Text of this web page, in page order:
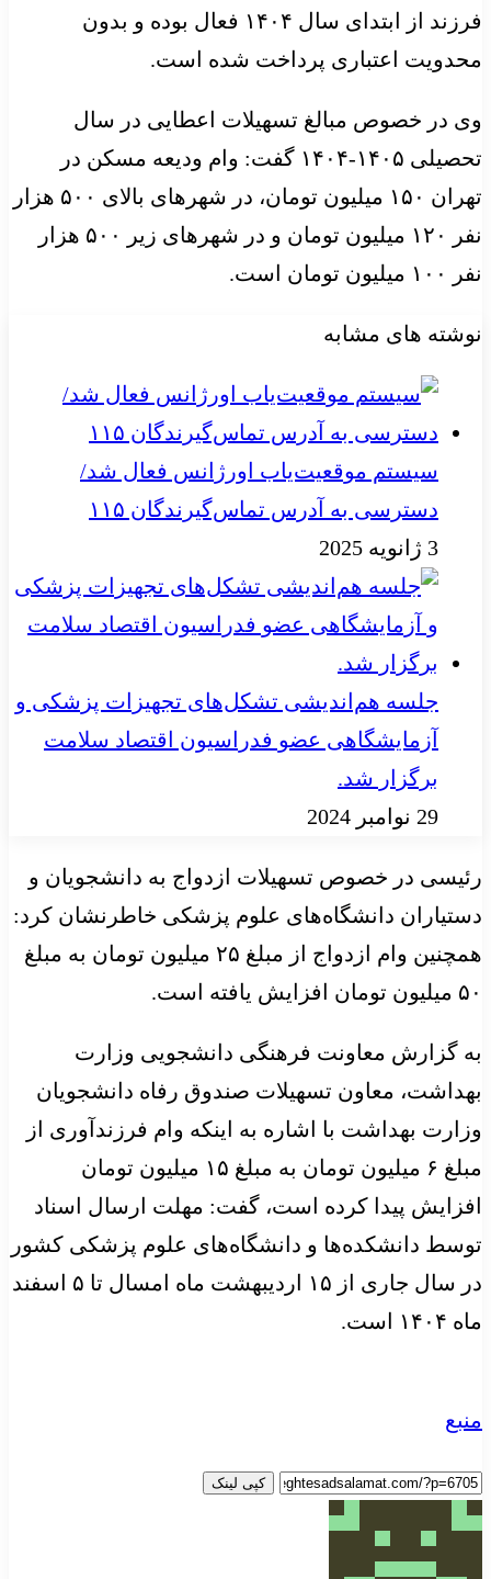
فرزند از ابتدای سال ۱۴۰۴ فعال بوده و بدون
محدویت اعتباری پرداخت شده است.
وی در خصوص مبالغ تسهیلات اعطایی در سال
تحصیلی ۱۴۰۵-۱۴۰۴ گفت: وام ودیعه مسکن در
تهران ۱۵۰ میلیون تومان، در شهرهای بالای ۵۰۰ هزار
نفر ۱۲۰ میلیون تومان و در شهرهای زیر ۵۰۰ هزار
نفر ۱۰۰ میلیون تومان است.
نوشته های مشابه
سیستم موقعیت‌یاب اورژانس فعال شد/
دسترسی به آدرس تماس‌گیرندگان ۱۱۵
3 ژانویه 2025
جلسه هم‌اندیشی تشکل‌های تجهیزات پزشکی و
آزمایشگاهی عضو فدراسیون اقتصاد سلامت
برگزار شد.
29 نوامبر 2024
رئیسی در خصوص تسهیلات ازدواج به دانشجویان و
دستیاران دانشگاه‌های علوم پزشکی خاطرنشان کرد:
همچنین وام ازدواج از مبلغ ۲۵ میلیون تومان به مبلغ
۵۰ میلیون تومان افزایش یافته است.
به گزارش معاونت فرهنگی دانشجویی وزارت
بهداشت، معاون تسهیلات صندوق رفاه دانشجویان
وزارت بهداشت با اشاره به اینکه وام فرزندآوری از
مبلغ ۶ میلیون تومان به مبلغ ۱۵ میلیون تومان
افزایش پیدا کرده است، گفت: مهلت ارسال اسناد
توسط دانشکده‌ها و دانشگاه‌های علوم پزشکی کشور
در سال جاری از ۱۵ اردیبهشت ماه امسال تا ۵ اسفند
ماه ۱۴۰۴ است.
منبع
کپی لینک